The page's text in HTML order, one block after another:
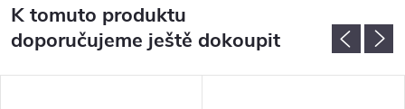
K tomuto produktu
doporučujeme ještě dokoupit